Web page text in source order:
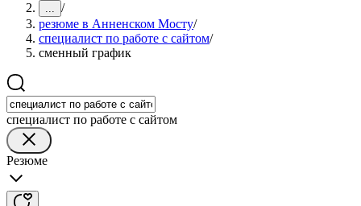
... /
резюме в Анненском Мосту/
специалист по работе с сайтом/
сменный график
специалист по работе с сайтом
Резюме